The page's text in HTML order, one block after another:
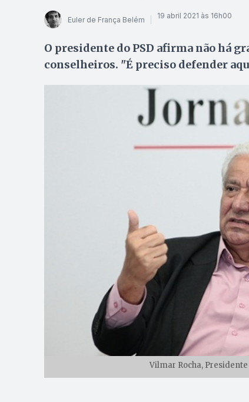
Euler de França Belém 19 abril 2021 às 16h00
O presidente do PSD afirma não há
conselheiros. "É preciso defender
Vilmar Rocha,